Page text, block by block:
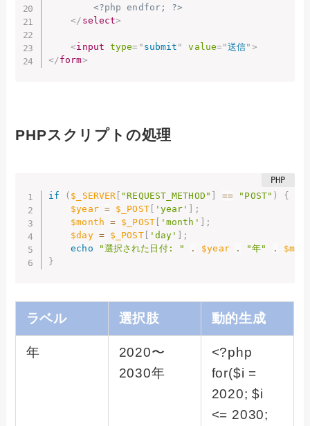
<?php endfor; ?>
</ select>
<input type= " submit " value="送信" >
</form>
PHPスクリプトの処理
if ( $_SERVER [ "REQUEST_METHOD" ] == "POST" )
{
$year = $_POST[ 'year' ] ;
$month
= $_POST[ 'month' ] ;
$day = $_POST[ 'day' ] ;
echo
"選択された日付: " . $year . "年" .
}
ラベル 選択肢 動的生成
年
2020〜
2030年
<?php
for($i =
2020; $i
<= 2030;